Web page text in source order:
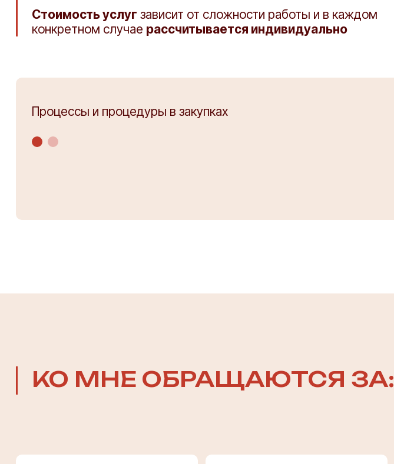
Стоимость услуг зависит от сложности работы и в каждом
конкретном случае рассчитывается индивидуально
Процессы и процедуры в закупках
КО МНЕ ОБРАЩАЮТСЯ ЗА: